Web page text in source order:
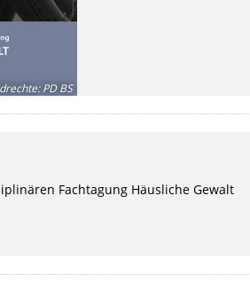
:PD BS
Fachtagung Häusliche Gewalt